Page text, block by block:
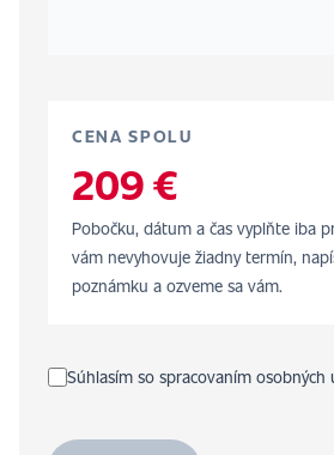
CENA SPOLU
209 €
Pobočku, dátum a čas vyplňte iba
vám nevyhovuje žiadny termín,
poznámku a ozveme sa vám.
Súhlasím so spracovaním osobných